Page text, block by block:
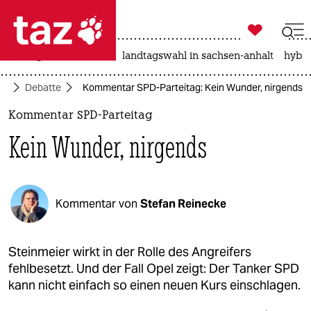
 taz zahl ich
taz zahl ich
politik
öko
gesellschaft
kultur
sport

taz zahl ich
landtagswahl in sachsen-anhalt
Debatte Kommentar SPD-Parteitag: Kein Wunder, nirgends
Kommentar SPD-Parteitag
Kein Wunder, nirgends
Kommentar von Stefan Reinecke
Steinmeier wirkt in der Rolle des Angreifers
fehlbesetzt. Und der Fall Opel zeigt: Der Tanker SPD
kann nicht einfach so einen neuen Kurs einschlagen.